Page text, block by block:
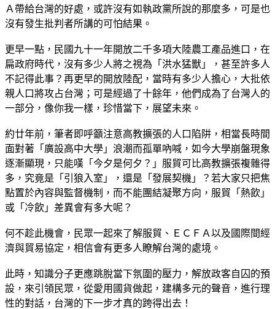
Ａ帶給台灣的好處，或許沒有如執政黨所說的那麼多，可是也
沒有發生批判者所講的可怕結果。
更早一點，民國九十一年開放二千多項大陸農工產品進口，在
扁政府時代，沒有多少人將之視為「洪水猛獸」，甚至許多人
不記得此事？再更早的開放陸配，當時有多少人擔心，大批依
親人口將攻占台灣；可是經過了十餘年，他們成為了台灣人的
一部分，像你我一樣，珍惜當下，展望未來。
約廿年前，筆者即呼籲注意高教擴張的人口陷阱，相當長時間
面對著「廣設高中大學」浪潮而孤單吶喊，如今大學崩盤現象
逐漸顯現，只能嘆「今夕是何夕？」服貿可比高教擴張複雜得
多，究竟是「引狼入室」，還是「發展契機」？若大家只把焦
點置於內容與監督機制，而不能團結凝聚方向，服貿「熱飲」
或「冷飲」差異會有多大呢？
何不趁此機會，民眾一起來了解服貿、ＥＣＦＡ以及國際間經
濟與貿易協定，相信會有更多人瞭解台灣的處境。
此時，知識分子更應跳脫當下氛圍的壓力，解放政客自囚的預
設，來引領民眾，從愛用國貨做起，建構多元的聲音，進行理
性的對話，台灣的下一步才真的跨得出去！